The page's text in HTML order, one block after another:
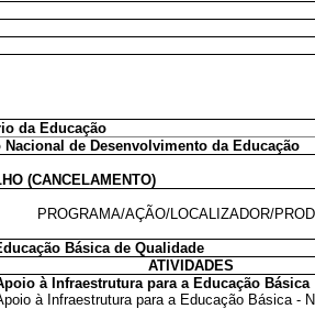
da Educação
Nacional de Desenvolvimento da Educação
(CANCELAMENTO)
PROGRAMA/AÇÃO/LOCALIZADOR/
Básica de Qualidade
ATIVIDADES
à Infraestrutura para a Educação Básica
à Infraestrutura para a Educação Básica -